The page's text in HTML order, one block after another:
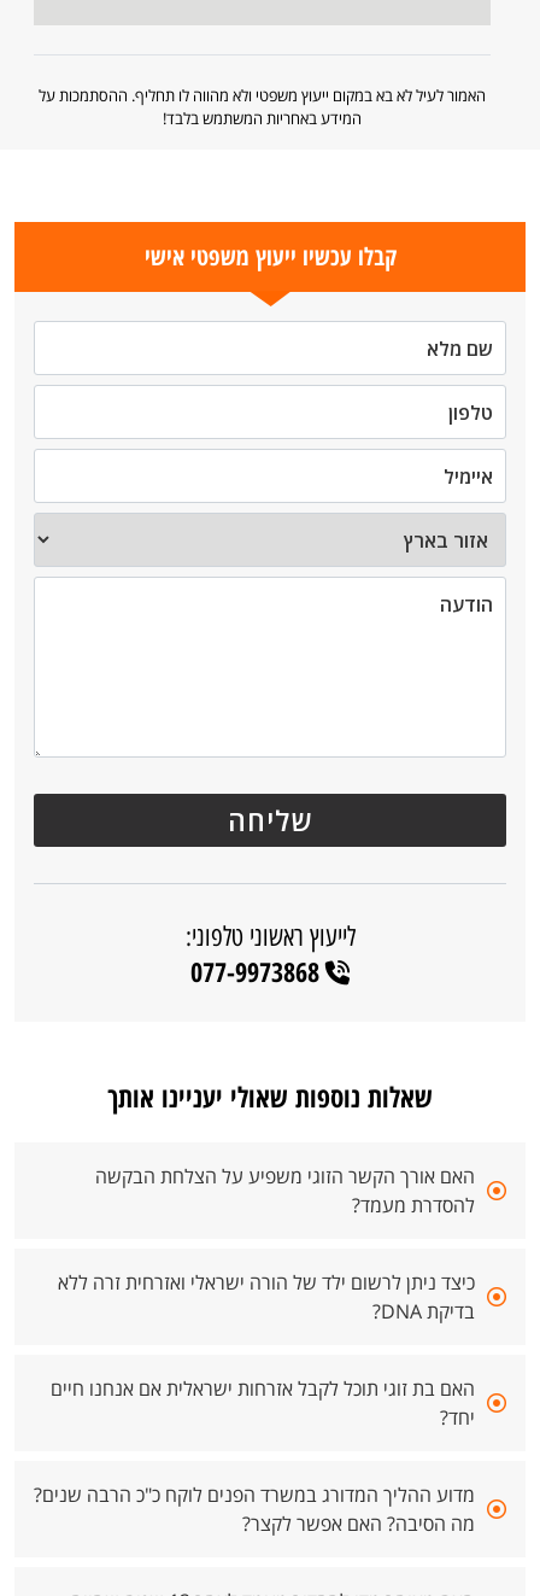
האמור לעיל לא בא במקום ייעוץ משפטי ולא מהווה לו תחליף. ההסתמכות על
המידע באחריות המשתמש בלבד!
קבלו עכשיו ייעוץ משפטי אישי
לייעוץ ראשוני טלפוני:
077-9973868
שאלות נוספות שאולי יעניינו אותך
האם אורך הקשר הזוגי משפיע על הצלחת הבקשה
להסדרת מעמד?
כיצד ניתן לרשום ילד של הורה ישראלי ואזרחית זרה ללא
בדיקת DNA?
האם בת זוגי תוכל לקבל אזרחות ישראלית אם אנחנו חיים
יחד?
מדוע ההליך המדורג במשרד הפנים לוקח כ"כ הרבה שנים?
מה הסיבה? האם אפשר לקצר?